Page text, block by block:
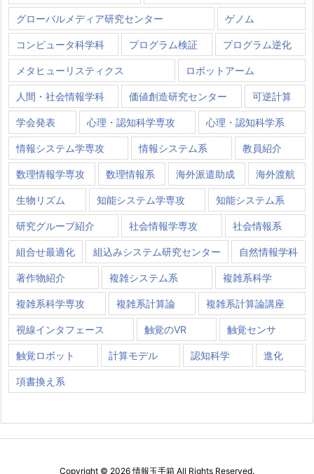
グローバルメディア研究センター ゲノム
コンピュータ科学科 プログラム検証 プログラム逆化
メタヒューリスティクス ロボットアーム
人間・社会情報学科 価値創造研究センター 可逆計算
学会発表 心理・認知科学専攻 心理・認知科学系
情報システム学専攻 情報システム系 教員紹介
数理情報学専攻 数理情報系 海外派遣助成 海外渡航
生物リズム 知能システム学専攻 知能システム系
研究グループ紹介 社会情報学専攻 社会情報系
組合せ最適化 組込みシステム研究センター 自然情報学科
著作物紹介 複雑システム系 複雑系科学
複雑系科学専攻 複雑系計算論 複雑系計算論講座
視線インタフェース 触覚のVR 触覚センサ
触覚ロボット 計算モデル 認知科学 進化
項書換え系
Copyright © 2026 情報玉手箱 All Rights Reserved.